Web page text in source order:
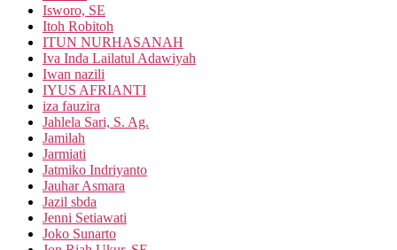
Isworo, SE
Itoh Robitoh
ITUN NURHASANAH
Iva Inda Lailatul Adawiyah
Iwan nazili
IYUS AFRIANTI
iza fauzira
Jahlela Sari, S. Ag.
Jamilah
Jarmiati
Jatmiko Indriyanto
Jauhar Asmara
Jazil sbda
Jenni Setiawati
Joko Sunarto